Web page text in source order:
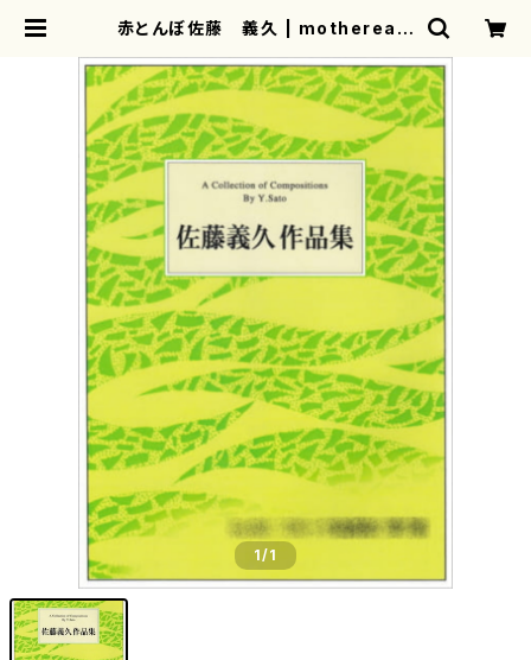
赤とんぼ佐藤 義久 | mothereart
1/1